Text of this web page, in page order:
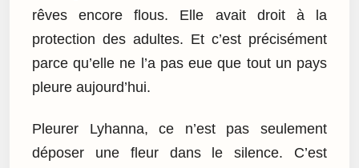
rêves encore flous. Elle avait droit à la
protection des adultes. Et c’est précisément
parce qu’elle ne l’a pas eue que tout un pays
pleure aujourd’hui.
Pleurer Lyhanna, ce n’est pas seulement
déposer une fleur dans le silence. C’est